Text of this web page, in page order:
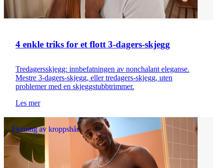
4 enkle triks for et flott 3-dagers-skjegg
Tredagersskjegg: innbefatningen av nonchalant eleganse.
Mestre 3-dagers-skjegg, eller tredagers-skjegg, uten
problemer med en skjeggstubbtrimmer.
Les mer
Fjerning av kroppshår